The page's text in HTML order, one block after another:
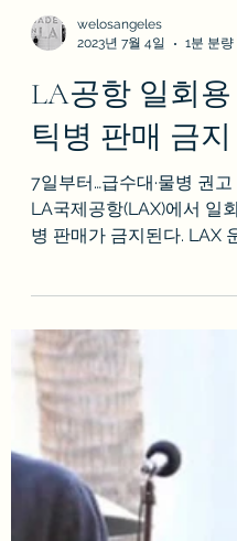
치즈 2장씩 추가) ★치즈버
★햄버거 딱 3개 버거만 판
추, *토마토, *소스가 기본
welosangeles
LA공항 일회
틱병 판매 금지
7일부터…급수대·물병 권
LA국제공항(LAX)에서 일
병 판매가 금지된다. LAX
공사(LAWA)는 공항 내 일
병 판매 금지는 환경 파괴
기후 변화를 막기 위한 특단